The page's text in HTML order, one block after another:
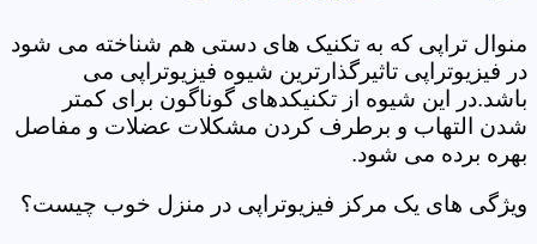
منوال تراپی که به تکنیک های دستی هم شناخته می شود
در فیزیوتراپی تاثیرگذارترین شیوه فیزیوتراپی می
باشد.در این شیوه از تکنیکدهای گوناگون برای کمتر
شدن التهاب و برطرف کردن مشکلات عضلات و مفاصل
بهره برده می شود.
ویژگی های یک مرکز فیزیوتراپی در منزل خوب چیست؟